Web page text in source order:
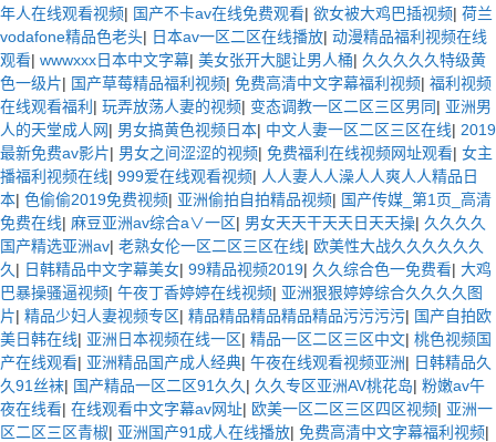
年人在线观看视频| 国产不卡av在线免费观看| 欲女被大鸡巴插视频| 荷兰
vodafone精品色老头| 日本av一区二区在线播放| 动漫精品福利视频在线
观看| wwwxxx日本中文字幕| 美女张开大腿让男人桶| 久久久久久特级黄
色一级片| 国产草莓精品福利视频| 免费高清中文字幕福利视频| 福利视频
在线观看福利 | 玩弄放荡人妻的视频| 变态调教一区二区三区男同| 亚洲男
人的天堂成人网| 男女搞黄色视频日本| 中文人妻一区二区三区在线| 2019
最新免费av影片| 男女之间涩涩的视频| 免费福利在线视频网址观看| 女主
播福利视频在线| 999爱在线观看视频| 人人妻人人澡人人爽人人精品日
本| 色偷偷2019免费视频| 亚洲偷拍自拍精品视频| 国产传媒_第1页_高清
免费在线| 麻豆亚洲av综合a∨一区| 男女天天干天天日天天操| 久久久久
国产精选亚洲av| 老熟女伦一区二区三区在线| 欧美性大战久久久久久久
久 | 日韩精品中文字幕美女| 99精品视频2019| 久久综合色一免费看| 大鸡
巴暴操骚逼视频| 午夜丁香婷婷在线视频| 亚洲狠狠婷婷综合久久久久图
片| 精品少妇人妻视频专区| 精品精品精品精品精品污污污污| 国产自拍欧
美日韩在线| 亚洲日本视频在线一区| 精品一区二区三区中文| 桃色视频国
产在线观看| 亚洲精品国产成人经典| 午夜在线观看视频亚洲| 日韩精品久
久91丝袜| 国产精品一区二区91久久 | 久久专区亚洲AV桃花岛| 粉嫩av午
夜在线看| 在线观看中文字幕av网址| 欧美一区二区三区四区视频| 亚洲一
区二区三区青椒| 亚洲国产91成人在线播放| 免费高清中文字幕福利视频|